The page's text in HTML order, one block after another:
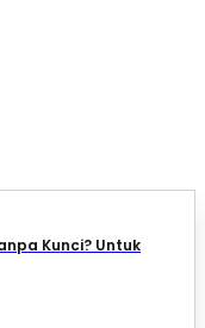
Kunci? Untuk